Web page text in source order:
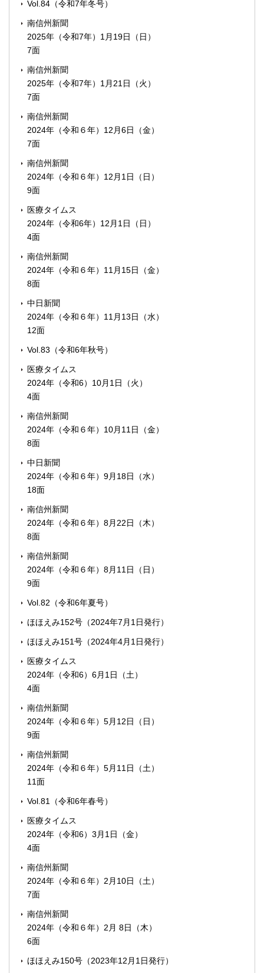
Vol.84（令和7年冬号）
南信州新聞
2025年（令和7年）1月19日（日）
7面
南信州新聞
2025年（令和7年）1月21日（火）
7面
南信州新聞
2024年（令和６年）12月6日（金）
7面
南信州新聞
2024年（令和６年）12月1日（日）
9面
医療タイムス
2024年（令和6年）12月1日（日）
4面
南信州新聞
2024年（令和６年）11月15日（金）
8面
中日新聞
2024年（令和６年）11月13日（水）
12面
Vol.83（令和6年秋号）
医療タイムス
2024年（令和6）10月1日（火）
4面
南信州新聞
2024年（令和６年）10月11日（金）
8面
中日新聞
2024年（令和６年）9月18日（水）
18面
南信州新聞
2024年（令和６年）8月22日（木）
8面
南信州新聞
2024年（令和６年）8月11日（日）
9面
Vol.82（令和6年夏号）
ほほえみ152号（2024年7月1日発行）
ほほえみ151号（2024年4月1日発行）
医療タイムス
2024年（令和6）6月1日（土）
4面
南信州新聞
2024年（令和６年）5月12日（日）
9面
南信州新聞
2024年（令和６年）5月11日（土）
11面
Vol.81（令和6年春号）
医療タイムス
2024年（令和6）3月1日（金）
4面
南信州新聞
2024年（令和６年）2月10日（土）
7面
南信州新聞
2024年（令和６年）2月 8日（木）
6面
ほほえみ150号（2023年12月1日発行）